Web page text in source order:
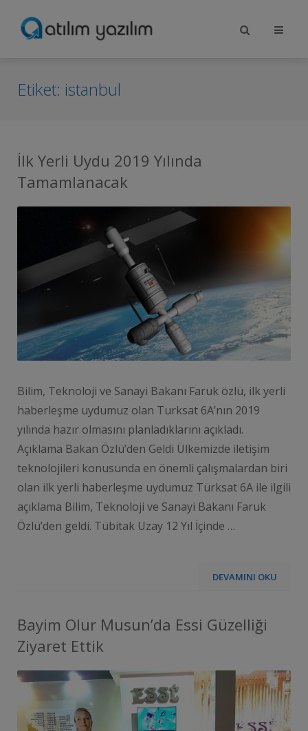
Etiket: istanbul
İlk Yerli Uydu 2019 Yılında
Tamamlanacak
Bilim, Teknoloji ve Sanayi Bakanı Faruk özlü, ilk yerli
haberleşme uydumuz olan Turksat 6A’nın 2019
yılında hazır olmasını planladıklarını açıkladı.
Açıklama Bakan Özlü’den Geldi Ülkemizde iletişim
teknolojileri konusunda en önemli çalışmalardan biri
olan ilk yerli haberleşme uydumuz Türksat 6A ile ilgili
açıklama Bilim, Teknoloji ve Sanayi Bakanı Faruk
Özlü’den geldi. Tübitak Uzay 12 Yıl İçinde …
DEVAMINI OKU
Bayim Olur Musun’da Essi Güzelliği
Ziyaret Ettik